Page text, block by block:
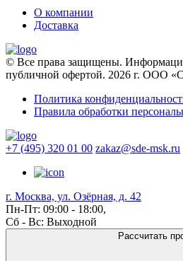
О компании
Доставка
© Все права защищены. Информация
публичной офертой. 2026 г. ООО
Политика
Правила обработки
+7 (495) 320 01 00 zakaz@sde-msk.ru
г. Москва, ул. Озёрная, д. 42
Пн-Пт: 09:00 - 18:00,
Сб - Вс: Выходной
Рассчитать